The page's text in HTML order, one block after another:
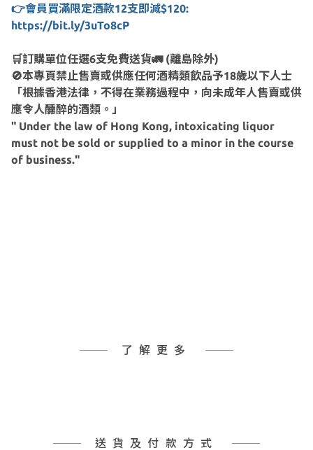
👉會員買滿限定酒款12支即減$120:
https://bit.ly/3uTo8cP
🛒訂購單位任選6支免費送貨🚛 (離島除外)
🚫本專頁禁止售賣或供應任何酒精類飲品予18歲以下人士
「根據香港法律，不得在業務過程中，向未成年人售賣或供
應令人醺醉的酒類。」
" Under the law of Hong Kong, intoxicating liquor
must not be sold or supplied to a minor in the course
of business."
了解更多
送貨及付款方式